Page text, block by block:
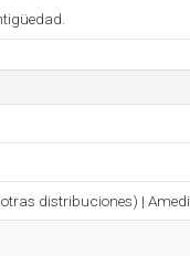
distribuciones) |